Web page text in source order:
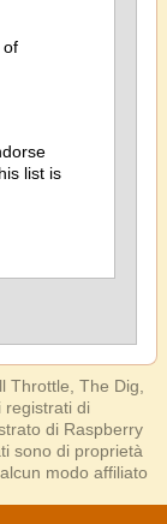
list is
Throttle, The Dig,
registrati di
di Raspberry
sono di proprietà
modo affiliato